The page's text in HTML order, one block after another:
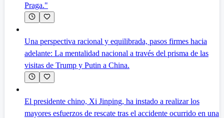
Praga."
Una perspectiva racional y equilibrada, pasos firmes hacia
adelante: La mentalidad nacional a través del prisma de las
visitas de Trump y Putin a China.
El presidente chino, Xi Jinping, ha instado a realizar los
mayores esfuerzos de rescate tras el accidente ocurrido en una